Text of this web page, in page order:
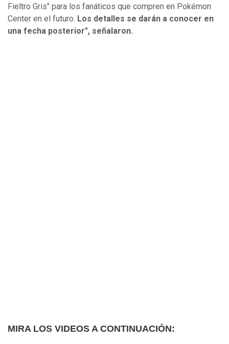
Fieltro Gris" para los fanáticos que compren en Pokémon
Center en el futuro. Los detalles se darán a conocer en
una fecha posterior", señalaron.
MIRA LOS VIDEOS A CONTINUACIÓN: